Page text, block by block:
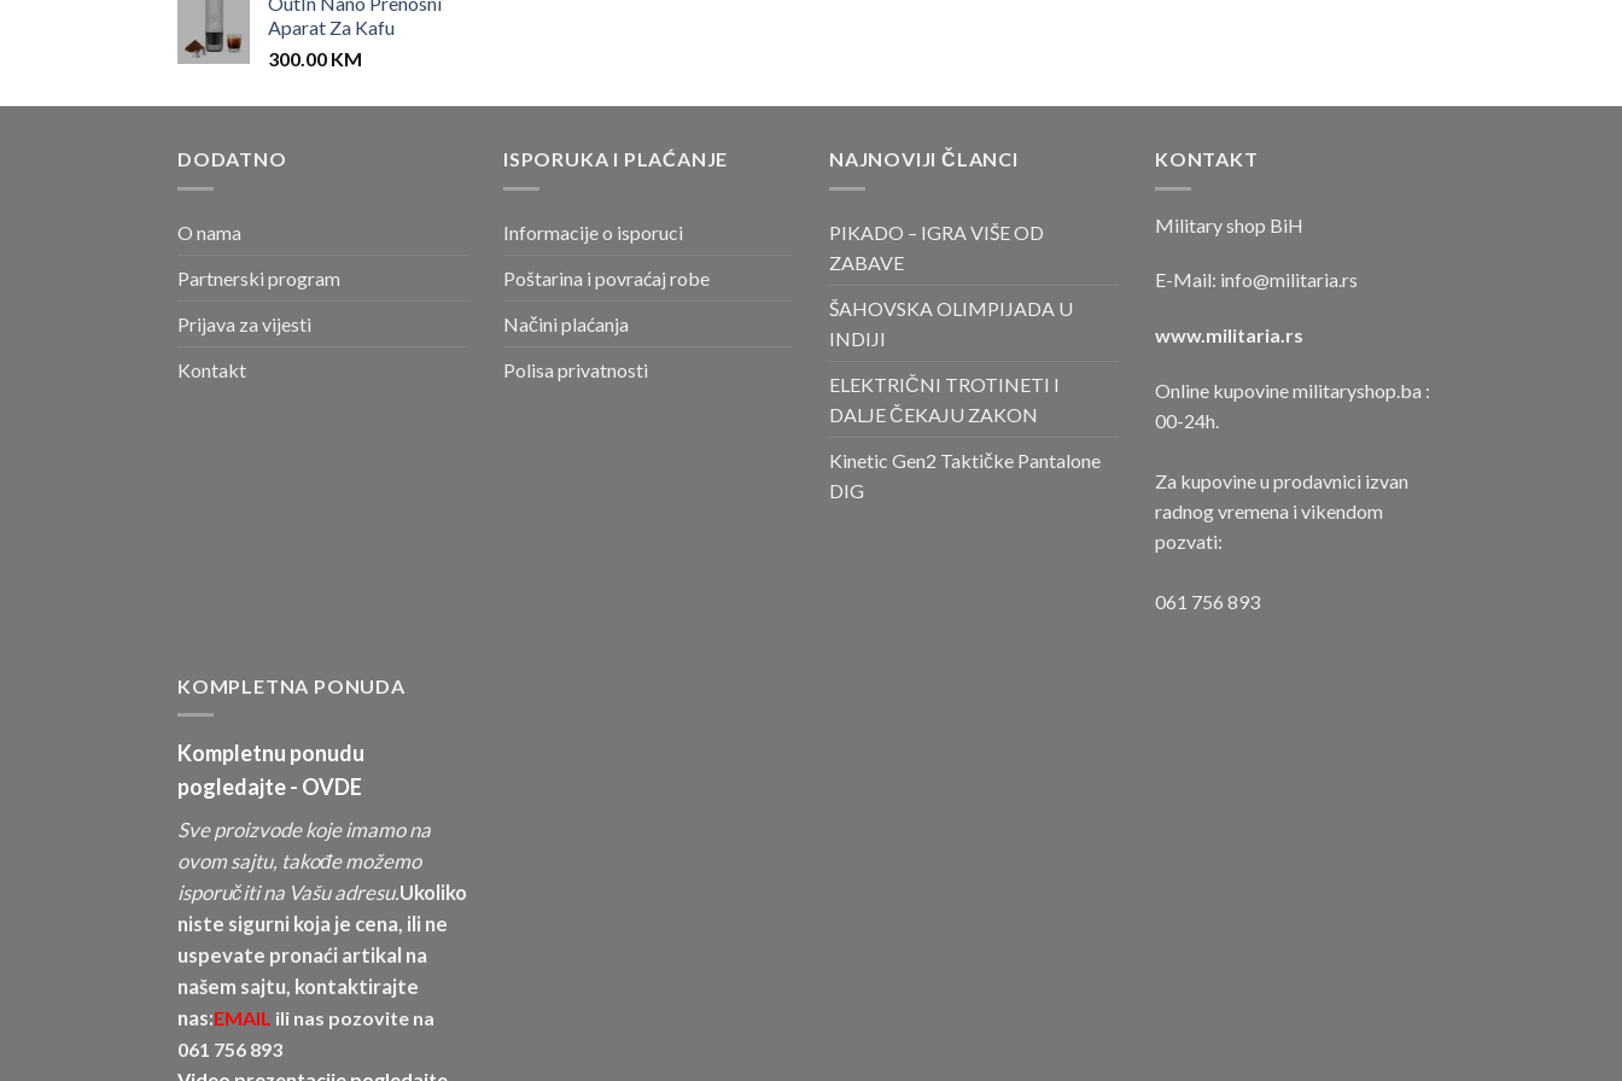
Aparat Za Kafu
300.00 KM
DODATNO
O nama
Partnerski program
Prijava za vijesti
Kontakt
ISPORUKA I PLAĆANJE
Informacije o isporuci
Poštarina i povraćaj robe
Načini plaćanja
Polisa privatnosti
NAJNOVIJI ČLANCI
PIKADO – IGRA VIŠE OD
ZABAVE
ŠAHOVSKA OLIMPIJADA U
INDIJI
ELEKTRIČNI TROTINETI I
DALJE ČEKAJU ZAKON
Kinetic Gen2 Taktičke Pantalone
DIG
KONTAKT
Military shop BiH
E-Mail: info@militaria.rs
www.militaria.rs
Online kupovine militaryshop.ba :
00-24h.
Za kupovine u prodavnici izvan
radnog vremena i vikendom
pozvati:
061 756 893
KOMPLETNA PONUDA
Kompletnu ponudu
pogledajte - OVDE
Sve proizvode koje imamo na
ovom sajtu, takođe možemo
isporučiti na Vašu adresu.Ukoliko
niste sigurni koja je cena, ili ne
uspevate pronaći artikal na
našem sajtu, kontaktirajte
nas:EMAIL ili nas pozovite na
061 756 893